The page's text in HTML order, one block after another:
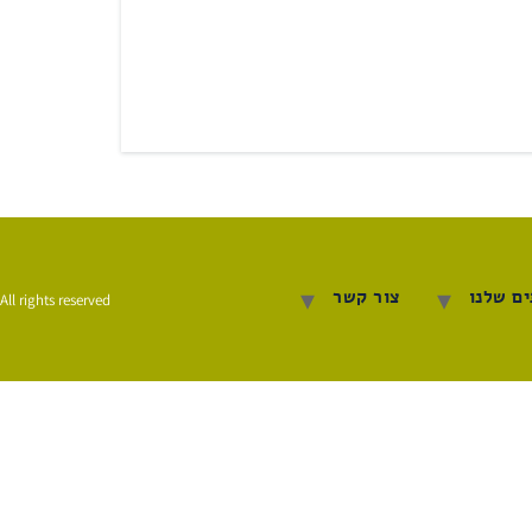
שלנו צור קשר All rights reserved